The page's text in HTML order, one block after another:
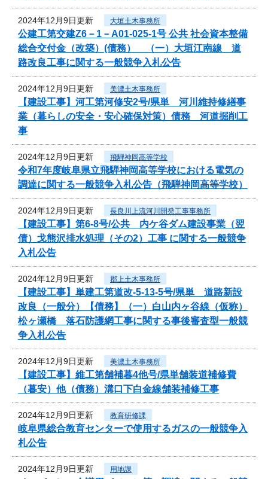
2024年12月9日更新 大垣土木事務所
公建工第交建Z6－1－A01-025-1号 公共 社会資本整備
総合交付金（改築）(債務） （一）大垣江南線 道
路改良工事に関する一般競争入札公告
2024年12月9日更新 美濃土木事務所
【建設工事】河工第河修安2号/県単 河川維持修繕事
業（暮らしの安全・安心確保対策）債務 河道掘削工
事
2024年12月9日更新 飛騨神岡高等学校
令和7年度岐阜県立飛騨神岡高等学校における電気の
調達に関する一般競争入札公告（飛騨神岡高等学校）
2024年12月9日更新 長良川上流河川開発工事事務所
【建設工事】第6-8号/公共 内ケ谷ダム建設事業（翌
債）戈熊沢排水処理（その2）工事 に関する一般競争
入札公告
2024年12月9日更新 郡上土木事務所
【建設工事】単建工第道改-5-13-5号/県単 道路新設
改良（一般分）【債務】（一）白山内ヶ谷線（仮称）
松ヶ瀬橋 落石防護網工事に関する事後審査型一般競
争入札公告
2024年12月9日更新 美濃土木事務所
【建設工事】維工第舗補暮4他号/県単舗装道補修費
（暮安）他（債務）溝口下白金線舗装補修工事
2024年12月9日更新 教育研修課
岐阜県総合教育センターで使用するガスの一般競争入
札公告
2024年12月9日更新 用地課